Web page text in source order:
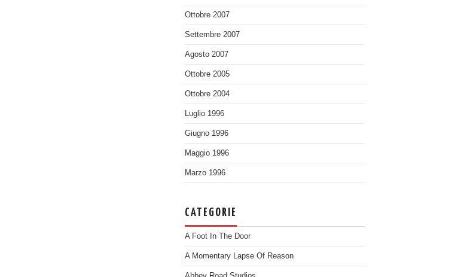
Ottobre 2007
Settembre 2007
Agosto 2007
Ottobre 2005
Ottobre 2004
Luglio 1996
Giugno 1996
Maggio 1996
Marzo 1996
CATEGORIE
A Foot In The Door
A Momentary Lapse Of Reason